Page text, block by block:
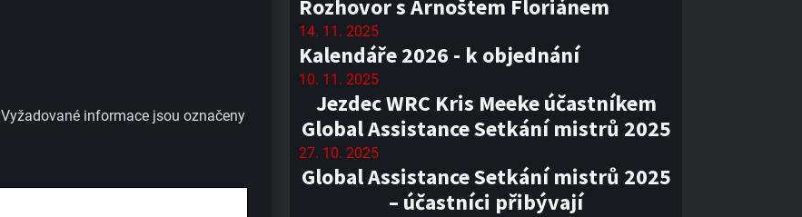
Vyžadované informace jsou označeny
Rozhovor s Arnoštem Floriánem
14. 11. 2025
Kalendáře 2026 - k objednání
10. 11. 2025
Jezdec WRC Kris Meeke účastníkem
Global Assistance Setkání mistrů 2025
27. 10. 2025
Global Assistance Setkání mistrů 2025
– účastníci přibývají